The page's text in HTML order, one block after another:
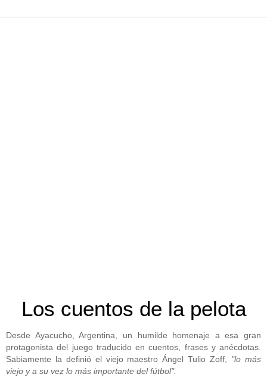
Los cuentos de la pelota
Desde Ayacucho, Argentina, un humilde homenaje a esa gran
protagonista del juego traducido en cuentos, frases y anécdotas.
Sabiamente la definió el viejo maestro Ángel Tulio Zoff, "lo más
viejo y a su vez lo más importante del fútbol".